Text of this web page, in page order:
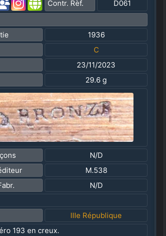
Contr. Rèf.
D061
1936
C
23/11/2023
29.6 g
N/D
M.538
N/D
IIIe République
193 en creux.